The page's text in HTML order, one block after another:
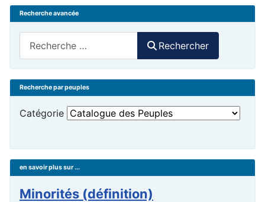
Recherche avancée
Rechercher
Recherche par peuples
Catégorie
en savoir plus sur ...
Minorités (définition)